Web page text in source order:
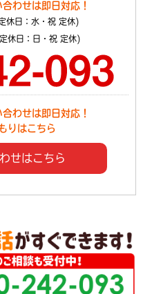
わせは即日対応！
日：水・祝 定休)
日：日・祝 定休)
わせは即日対応！
りはこちら
せはこちら